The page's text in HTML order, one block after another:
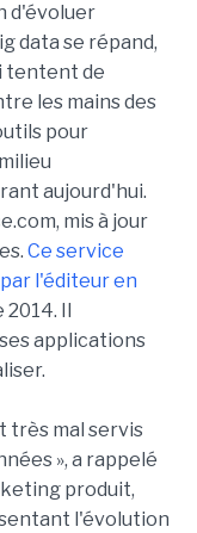
d'évoluer
data se répand,
tentent de
les mains des
pour
aujourd'hui.
mis à jour
Ce service
l'éditeur en
Il
applications
très mal servis
», a rappelé
produit,
l'évolution